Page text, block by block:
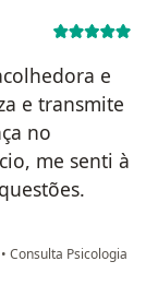
e
e transmite
no
me senti à
• Consulta Psicologia